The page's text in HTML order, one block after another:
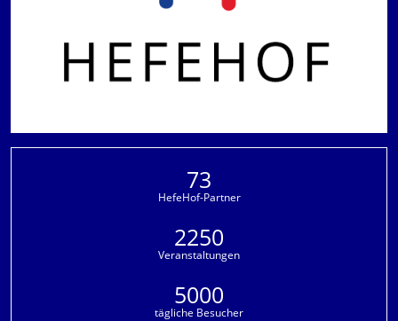
73
HefeHof-Partner
2250
Veranstaltungen
5000
tägliche Besucher